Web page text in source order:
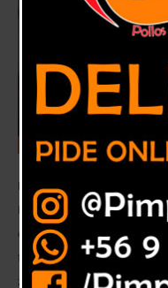
Detectives de la Brigada de
Policía de Investigaciones de
de 36 y 39 años
flagrancia tras hurtar
zona.